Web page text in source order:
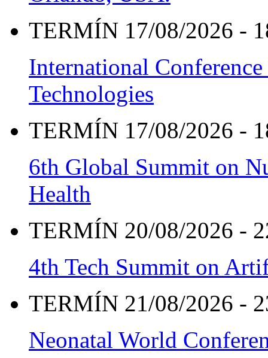
TERMÍN 17/08/2026 -
International
Technologies
TERMÍN 17/08/2026 -
6th Global Summit on
Health
TERMÍN 20/08/2026 -
4th Tech Summit on
TERMÍN 21/08/2026 -
Neonatal World